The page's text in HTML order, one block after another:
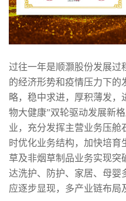
过往一年是顺灏股份发展过
的经济形势和疫情压力下的
略，稳中求进，厚积薄发，
物大健康”双轮驱动发展新
业，充分发挥主营业务压舱
时优化业务结构，加快培育
草及非烟草制品业务实现突
达洗护、防护、家居、母婴
应逐步显现，多产业链布局